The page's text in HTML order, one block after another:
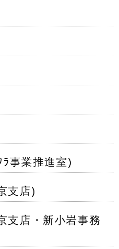
事業推進室)
支店)
支店・新小岩事務